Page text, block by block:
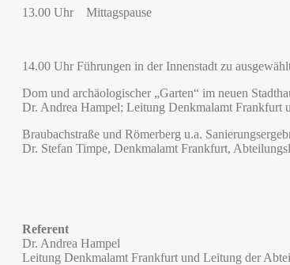
13.00 Uhr Mittagspause
14.00 Uhr Führungen in der Innenstadt zu
Dom und archäologischer „Garten“ im neuen
Dr. Andrea Hampel; Leitung Denkmalamt Frankfurt
Braubachstraße und Römerberg u.a.
Dr. Stefan Timpe, Denkmalamt Frankfurt,
Referent
Dr. Andrea Hampel
Leitung Denkmalamt Frankfurt und Leitung der